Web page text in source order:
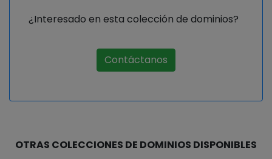
¿Interesado en esta colección de dominios?
Contáctanos
OTRAS COLECCIONES DE DOMINIOS DISPONIBLES